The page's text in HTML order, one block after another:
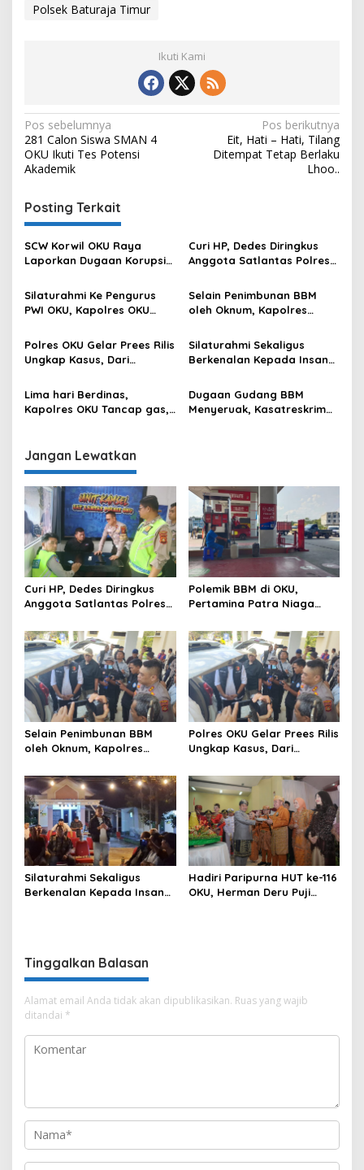
Polsek Baturaja Timur
Ikuti Kami
Navigasi
pos
Pos sebelumnya
281 Calon Siswa SMAN 4
OKU Ikuti Tes Potensi
Akademik
Pos berikutnya
Eit, Hati – Hati, Tilang
Ditempat Tetap Berlaku
Lhoo..
Posting Terkait
SCW Korwil OKU Raya
Laporkan Dugaan Korupsi
Kecamatan Lubuk Batang
Ke Polda Sumsel
Curi HP, Dedes Diringkus
Anggota Satlantas Polres
Silaturahmi Ke Pengurus
PWI OKU, Kapolres OKU
Media dan Polri
Selain Penimbunan BBM
oleh Oknum, Kapolres
Kurang, Pertamina Patra
Niaga Bungkam
Polres OKU Gelar Prees Rilis
Ungkap Kasus, Dari
BBM Hingga Kasus Korupsi
Silaturahmi Sekaligus
Berkenalan Kepada Insan
Puluhan Wartawan Ngopi
Bareng
Lima hari Berdinas,
Kapolres OKU Tancap gas,
Dugaan Gudang BBM
Menyeruak, Kasatreskrim
Jangan Lewatkan
Curi HP, Dedes Diringkus
Anggota Satlantas Polres
Polemik BBM di OKU,
Pertamina Patra Niaga
Optimalkan Penyaluran
BBM Subsidi dan Perkuat
Pengawasan di Kabupaten
Ogan Komering Ulu
Selain Penimbunan BBM
oleh Oknum, Kapolres
Kurang, Pertamina Patra
Niaga Bungkam
Polres OKU Gelar Prees Rilis
Ungkap Kasus, Dari
BBM Hingga Kasus Korupsi
Silaturahmi Sekaligus
Berkenalan Kepada Insan
Hadiri Paripurna HUT ke-116
OKU, Herman Deru Puji
Tinggalkan Balasan
Alamat email Anda tidak akan dipublikasikan. Ruas yang wajib
ditandai *